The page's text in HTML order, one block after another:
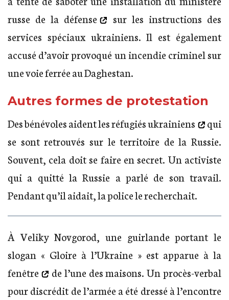
russe de la défense
sur les instructions des
services spéciaux ukrainiens. Il est également
accusé d’avoir provoqué un incendie criminel sur
une voie ferrée au Daghestan.
Autres formes de protestation
Des bénévolesaident les réfugiés ukrainiens
qui
se sont retrouvés sur le territoire de la Russie.
Souvent, cela doit se faire en secret. Un activiste
qui a quitté la Russie a parlé de son travail.
Pendant qu’il aidait, la police le recherchait.
À Veliky Novgorod, une guirlande portant le
slogan « Gloire à l’Ukraine » est apparue à la
fenêtre
de l’une des maisons. Un procès-verbal
pour discrédit de l’armée a été dressé à l’encontre